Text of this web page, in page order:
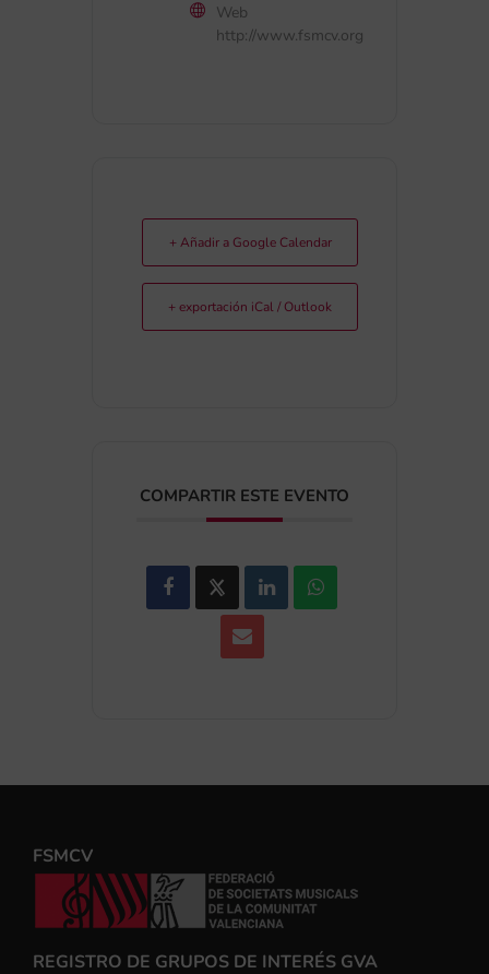
Web
http://www.fsmcv.org
+ Añadir a Google Calendar
+ exportación iCal / Outlook
COMPARTIR ESTE EVENTO
FSMCV
REGISTRO DE GRUPOS DE INTERÉS GVA